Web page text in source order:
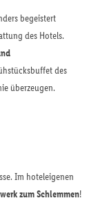
begeistert
des Hotels.
des
überzeugen.
Im hoteleigenen
zum Schlemmen!